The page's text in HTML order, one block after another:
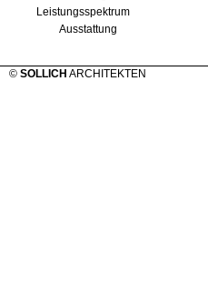
Leistungsspektrum
Ausstattung
© SOLLICH ARCHITEKTEN